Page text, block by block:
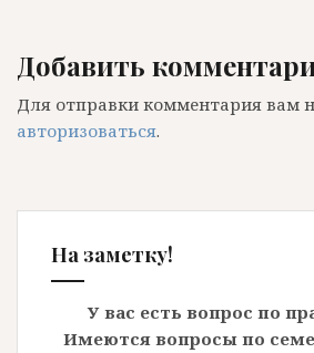
Добавить
Для отправки комментария вам
авторизоваться.
На заметку!
У вас есть вопрос по
Имеются вопросы по